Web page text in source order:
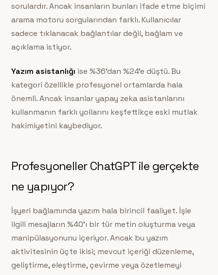
sorulardır. Ancak insanların bunları ifade etme biçimi
arama motoru sorgularından farklı. Kullanıcılar
sadece tıklanacak bağlantılar değil, bağlam ve
açıklama istiyor.
Yazım asistanlığı ise %36’dan %24’e düştü. Bu
kategori özellikle profesyonel ortamlarda hala
önemli. Ancak insanlar yapay zeka asistanlarını
kullanmanın farklı yollarını keşfettikçe eski mutlak
hakimiyetini kaybediyor.
Profesyoneller ChatGPT ile gerçekte
ne yapıyor?
İşyeri bağlamında yazım hala birincil faaliyet. İşle
ilgili mesajların %40’ı bir tür metin oluşturma veya
manipülasyonunu içeriyor. Ancak bu yazım
aktivitesinin üçte ikisi; mevcut içeriği düzenleme,
geliştirme, eleştirme, çevirme veya özetlemeyi